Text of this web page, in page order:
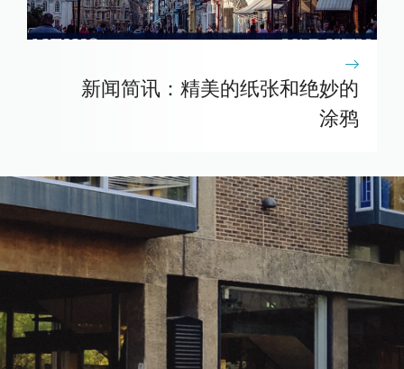
新闻简讯：精美的纸张和绝妙的
涂鸦